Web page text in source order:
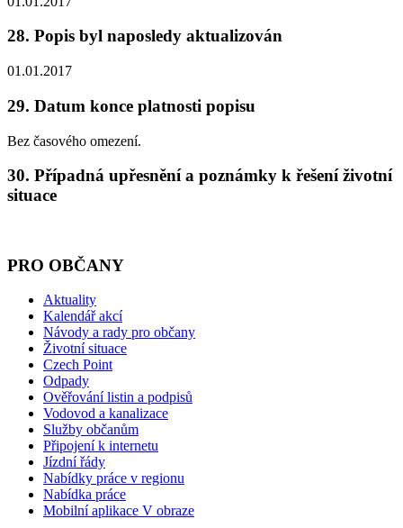
28. Popis byl naposledy aktualizován
01.01.2017
29. Datum konce platnosti popisu
Bez časového omezení.
30. Případná upřesnění a poznámky k řešení životní
situace
PRO OBČANY
Aktuality
Kalendář akcí
Návody a rady pro občany
Životní situace
Czech Point
Odpady
Ověřování listin a podpisů
Vodovod a kanalizace
Služby občanům
Připojení k internetu
Jízdní řády
Nabídky práce v regionu
Nabídka práce
Mobilní aplikace V obraze